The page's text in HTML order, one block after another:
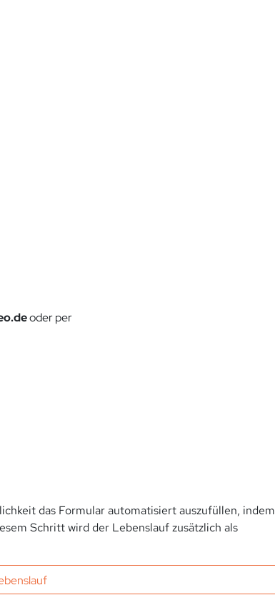
oder per
das Formular automatisiert auszufüllen, indem
Schritt wird der Lebenslauf zusätzlich als